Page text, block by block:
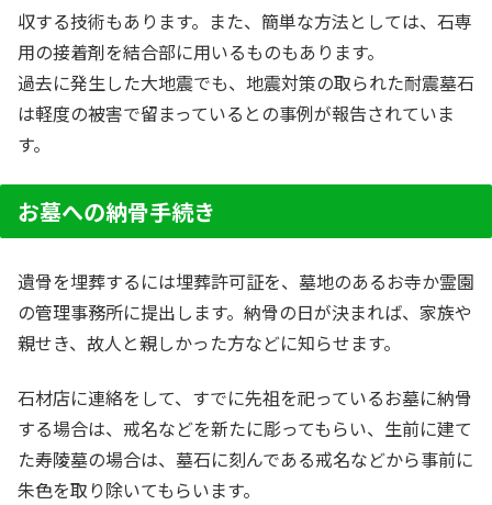
収する技術もあります。また、簡単な方法としては、石専
用の接着剤を結合部に用いるものもあります。
過去に発生した大地震でも、地震対策の取られた耐震墓石
は軽度の被害で留まっているとの事例が報告されていま
す。
お墓への納骨手続き
遺骨を埋葬するには埋葬許可証を、墓地のあるお寺か霊園
の管理事務所に提出します。納骨の日が決まれば、家族や
親せき、故人と親しかった方などに知らせます。
石材店に連絡をして、すでに先祖を祀っているお墓に納骨
する場合は、戒名などを新たに彫ってもらい、生前に建て
た寿陵墓の場合は、墓石に刻んである戒名などから事前に
朱色を取り除いてもらいます。